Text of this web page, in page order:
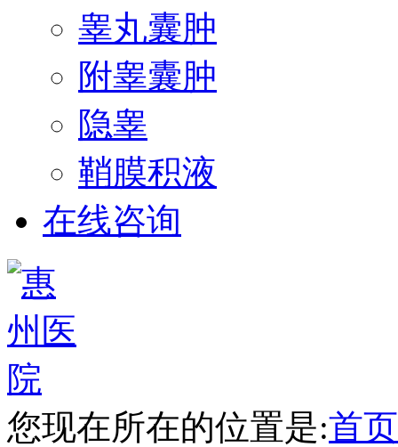
睾丸囊肿
附睾囊肿
隐睾
鞘膜积液
在线咨询
您现在所在的位置是:首页